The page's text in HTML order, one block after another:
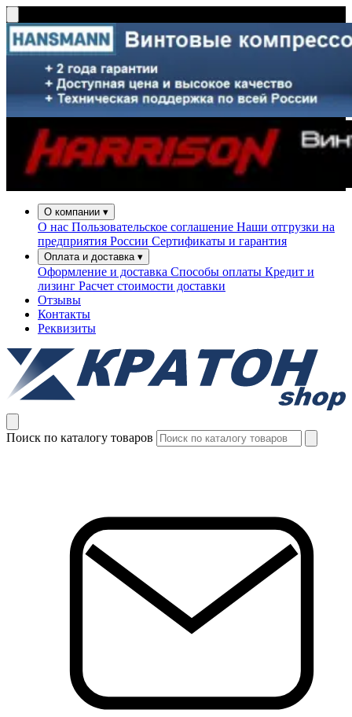
О компании ▾
О нас Пользовательское соглашение Наши отгрузки на
предприятия России Сертификаты и гарантия
Оплата и доставка ▾
Оформление и доставка Способы оплаты Кредит и
лизинг Расчет стоимости доставки
Отзывы
Контакты
Реквизиты
Поиск по каталогу товаров